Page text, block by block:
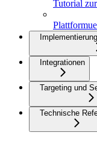
Tutorial
Integrationen
Targeting und
Technische